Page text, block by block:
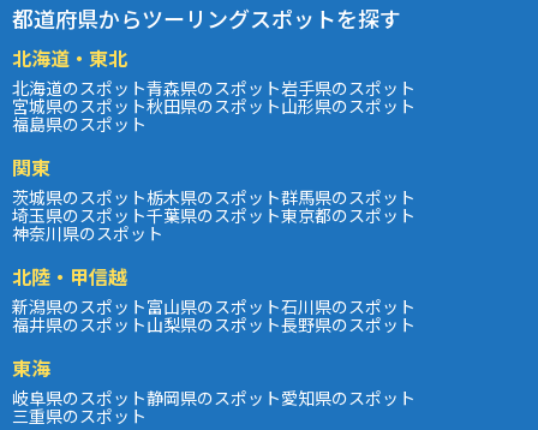
都道府県からツーリングスポットを探す
北海道・東北
北海道のスポット青森県のスポット岩手県のスポット
宮城県のスポット秋田県のスポット山形県のスポット
福島県のスポット
関東
茨城県のスポット栃木県のスポット群馬県のスポット
埼玉県のスポット千葉県のスポット東京都のスポット
神奈川県のスポット
北陸・甲信越
新潟県のスポット富山県のスポット石川県のスポット
福井県のスポット山梨県のスポット長野県のスポット
東海
岐阜県のスポット静岡県のスポット愛知県のスポット
三重県のスポット